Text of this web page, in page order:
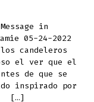
Testamento
Nos
Habla
Del
Candelero
Del
Apocalipsis?
“In
Which
Book
of
in
05-24-2022
candeleros
el ver que el
de que se
inspirado por
[…]